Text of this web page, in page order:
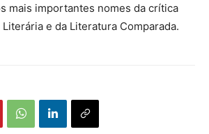
mais importantes nomes da crítica
e da Literatura Comparada.